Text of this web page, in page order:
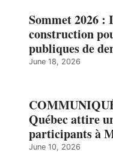
Sommet 2026 :
construction
publiques de
June 18, 2026
Québec attire
participants à
June 10, 2026